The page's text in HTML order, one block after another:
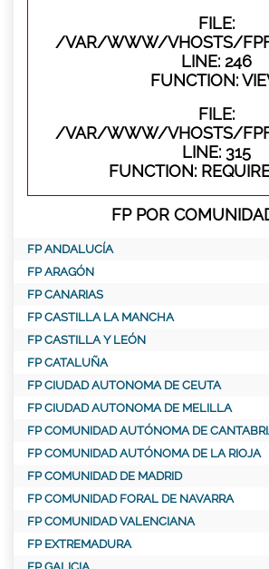
FILE:
/VAR/WWW/VHOSTS/
LINE: 246
FUNCTION:
FILE:
/VAR/WWW/VHOSTS/
LINE: 315
FUNCTION:
FP POR
FP ANDALUCÍA
FP ARAGÓN
FP CANARIAS
FP CASTILLA LA MANCHA
FP CASTILLA Y LEÓN
FP CATALUÑA
FP CIUDAD AUTONOMA DE CEUTA
FP CIUDAD AUTONOMA DE MELILLA
FP COMUNIDAD AUTÓNOMA DE
FP COMUNIDAD AUTÓNOMA DE LA RIOJA
FP COMUNIDAD DE MADRID
FP COMUNIDAD FORAL DE NAVARRA
FP COMUNIDAD VALENCIANA
FP EXTREMADURA